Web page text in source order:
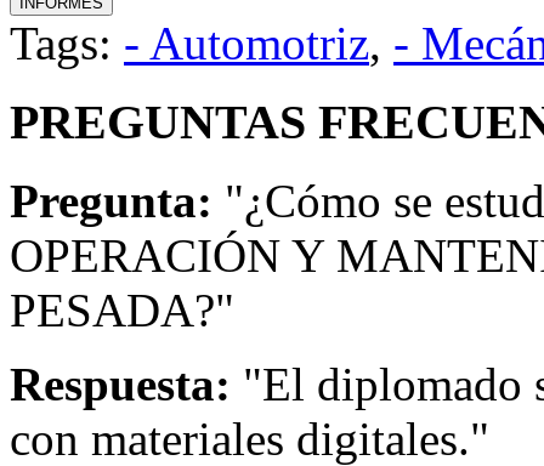
Tags: - Automotriz, -
PREGUNTAS
Pregunta: "¿Cómo se
OPERACIÓN Y
PESADA?"
Respuesta: "El diplomado
con materiales digitales."